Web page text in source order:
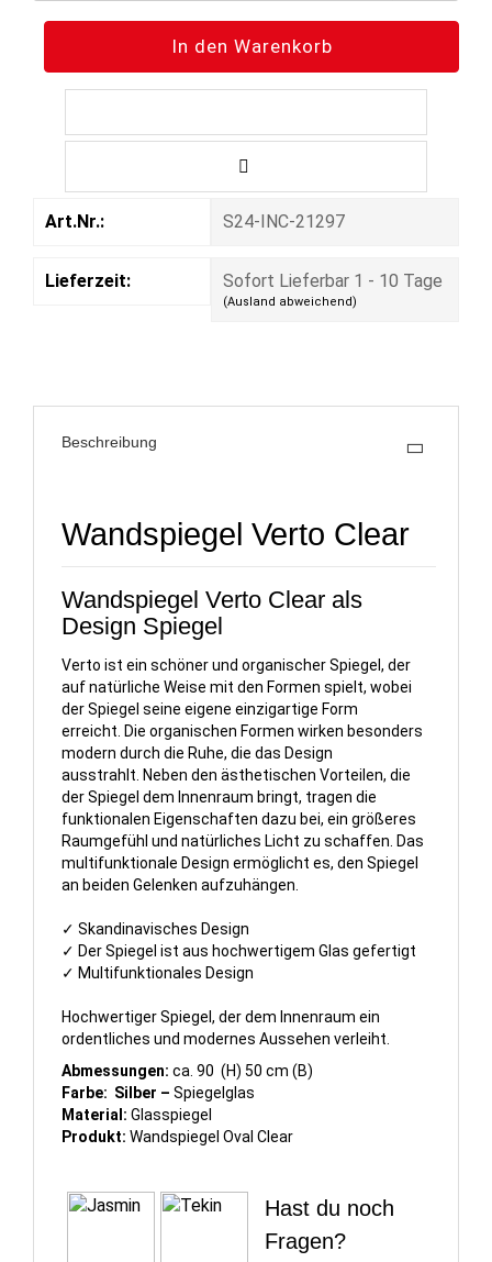
Art.Nr.: S24-INC-21297
Lieferzeit: Sofort Lieferbar 1 - 10 Tage
(Ausland abweichend)
Beschreibung
Wandspiegel Verto Clear
Wandspiegel Verto Clear als
Design Spiegel
Verto ist ein schöner und organischer Spiegel, der
auf natürliche Weise mit den Formen spielt, wobei
der Spiegel seine eigene einzigartige Form
erreicht. Die organischen Formen wirken besonders
modern durch die Ruhe, die das Design
ausstrahlt. Neben den ästhetischen Vorteilen, die
der Spiegel dem Innenraum bringt, tragen die
funktionalen Eigenschaften dazu bei, ein größeres
Raumgefühl und natürliches Licht zu schaffen. Das
multifunktionale Design ermöglicht es, den Spiegel
an beiden Gelenken aufzuhängen.
✓ Skandinavisches Design
✓ Der Spiegel ist aus hochwertigem Glas gefertigt
✓ Multifunktionales Design
Hochwertiger Spiegel, der dem Innenraum ein
ordentliches und modernes Aussehen verleiht.
Abmessungen: ca. 90 (H) 50 cm (B)
Farbe: Silber – Spiegelglas
Material: Glasspiegel
Produkt: Wandspiegel Oval Clear
Hast du noch
Fragen?